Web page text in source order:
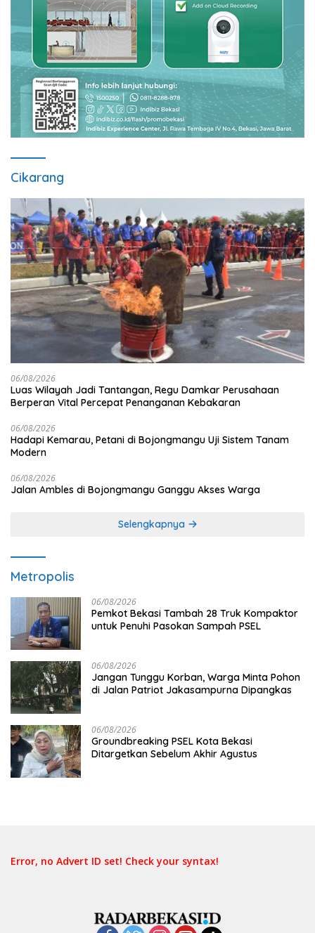
Cikarang
06/08/2026
Luas Wilayah Jadi Tantangan, Regu Damkar Perusahaan
Berperan Vital Percepat Penanganan Kebakaran
06/08/2026
Hadapi Kemarau, Petani di Bojongmangu Uji Sistem Tanam
Modern
06/08/2026
Jalan Ambles di Bojongmangu Ganggu Akses Warga
Selengkapnya
Metropolis
06/08/2026
Pemkot Bekasi Tambah 28 Truk Kompaktor
untuk Penuhi Pasokan Sampah PSEL
06/08/2026
Jangan Tunggu Korban, Warga Minta Pohon
di Jalan Patriot Jakasampurna Dipangkas
06/08/2026
Groundbreaking PSEL Kota Bekasi
Ditargetkan Sebelum Akhir Agustus
Error, no Advert ID set! Check your syntax!